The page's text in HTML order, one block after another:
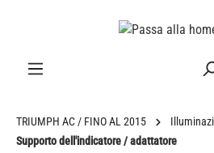
TRIUMPH AC / FINO AL 2015
Supporto dell'indicatore / adattatore